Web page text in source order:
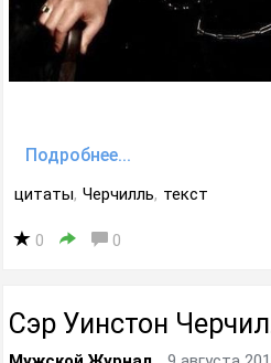
Подробнее...
цитаты, Черчилль, текст
0 0
Сэр Уинстон